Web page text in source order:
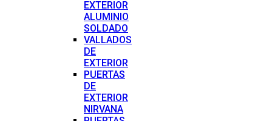
EXTERIOR
ALUMINIO
SOLDADO
VALLADOS
DE
EXTERIOR
PUERTAS
DE
EXTERIOR
NIRVANA